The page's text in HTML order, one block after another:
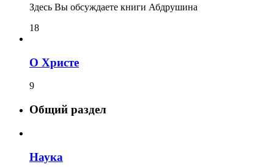
Здесь Вы обсуждаете книги Абдрушина
18
О Христе
9
Общий раздел
Наука